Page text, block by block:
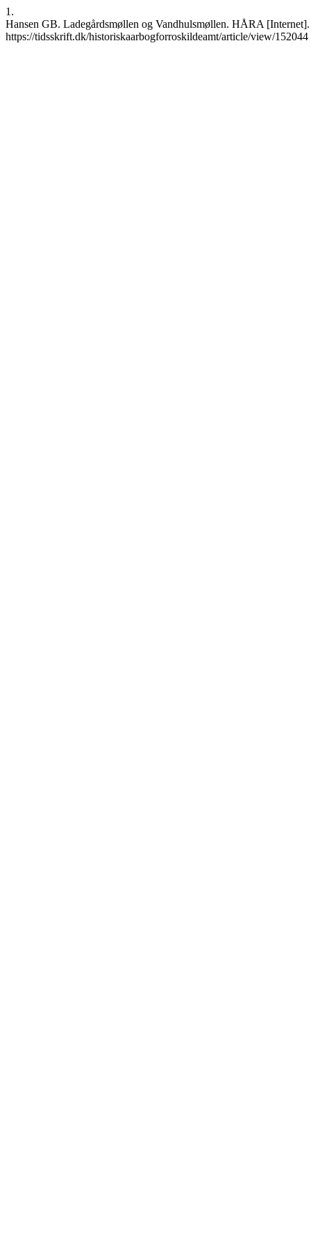
1.
Hansen GB. Ladegårdsmøllen og Vandhulsmøllen. HÅRA
https://tidsskrift.dk/historiskaarbogforroskildeamt/article/view/152044